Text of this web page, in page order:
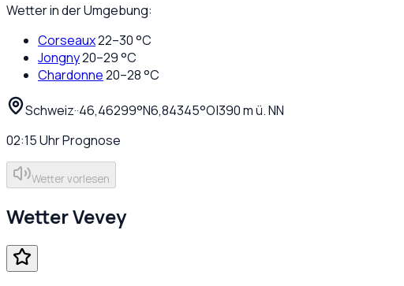
Wetter in der Umgebung:
Corseaux22–30°C
Jongny20–29°C
Chardonne20–28°C
Schweiz··46,46299°N6,84345°O|390m ü. NN
02:15UhrPrognose
Wetter vorlesen
WetterVevey